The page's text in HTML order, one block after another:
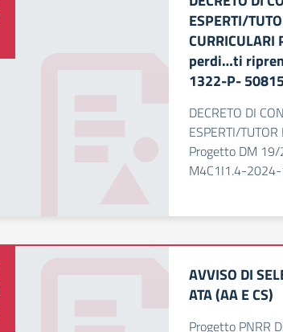
ESPERTI/
perdi…ti
1322-P-
DECRETO DI
ESPERTI/
Progetto DM 19/
M4C1I1.4-
AVVISO DI
ATA (AA E CS)
Progetto PNRR